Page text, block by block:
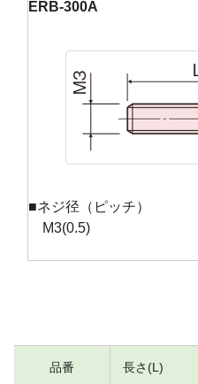
ERB-300A
■ネジ径（ピッチ）
M3(0.5)
品番 長さ(L)